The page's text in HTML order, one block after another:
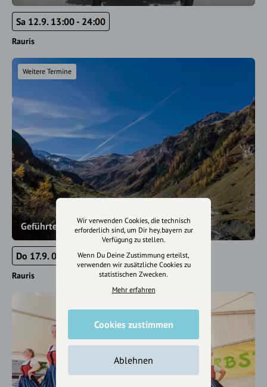
Sa 12.9. 13:00 - 24:00
Rauris
Geführte Wanderung ins Krumltal
Weitere Termine
Do 17.9. 08:45 - 23:59
Rauris
Wir verwenden Cookies, die technisch
erforderlich sind, um Dir hey.bayern zur
Verfügung zu stellen.
Wenn Du Deine Zustimmung erteilst,
verwenden wir zusätzliche Cookies zu
statistischen Zwecken.
Mehr erfahren
Cookies zustimmen
Ablehnen